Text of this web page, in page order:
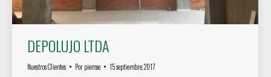
DEPOLUJO LTDA
Nuestros Clientes Porpiemse 15 septiembre, 2017